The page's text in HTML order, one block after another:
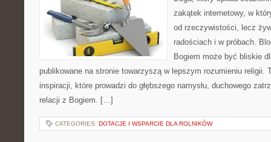
zakątek internetowy, w
od rzeczywistości, lecz
radościach i w próbach.
Bogiem może być bliskie
publikowane na stronie towarzyszą w lepszym rozumieniu religii.
inspiracji, które prowadzi do głębszego namysłu, duchowego
relacji z Bogiem. […]
CATEGORIES: DOTACJE I WSPARCIE DLA ROLNIKÓW